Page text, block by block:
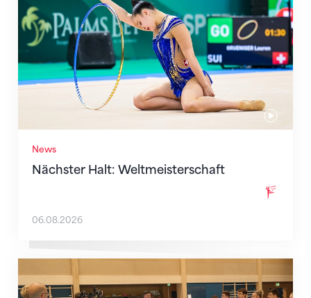
News
Nächster Halt: Weltmeisterschaft
06.08.2026
Mit klaren Zielen nach Zagreb